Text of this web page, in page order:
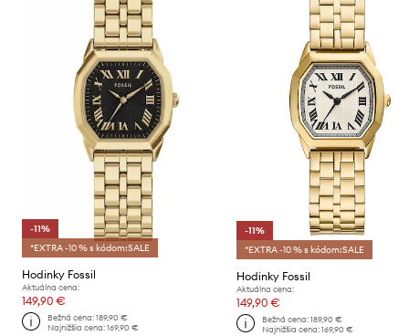
-11%
*EXTRA -10 % s kódom:SALE
Hodinky Fossil
Aktuálna cena:
149,90 €
Bežná cena:189,90 €
Najnižšia cena:169,90 €
-11%
*EXTRA -10 % s kódom:SALE
Hodinky Fossil
Aktuálna cena:
149,90 €
Bežná cena: 189,90 €
Najnižšia cena: 169,90 €